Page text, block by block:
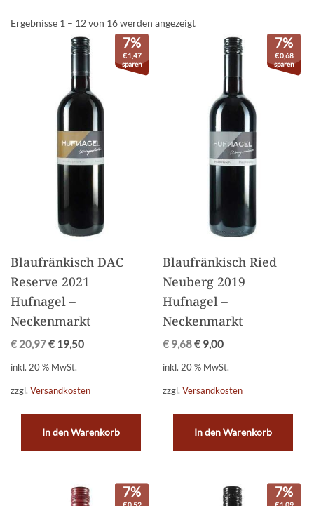
Ergebnisse 1 – 12 von 16 werden angezeigt
7%
€1,47
sparen
Blaufränkisch DAC
Reserve 2021
Hufnagel –
Neckenmarkt
€20,97€ 19,50
inkl. 20 % MwSt.
zzgl. Versandkosten
In den Warenkorb
7%
€0,68
sparen
Blaufränkisch Ried
Neuberg 2019
Hufnagel –
Neckenmarkt
€9,68€ 9,00
inkl. 20 % MwSt.
zzgl.Versandkosten
In den Warenkorb
7% 7%